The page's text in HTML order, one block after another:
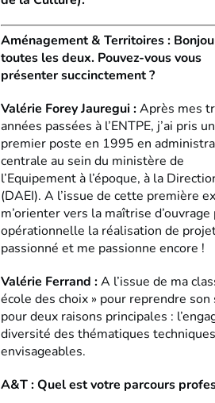
Aménagement & Territoires :
toutes les deux. Pouvez-vous vous
présenter succinctement ?
Valérie Forey Jauregui :Après mes
années passées à l’ENTPE, j’ai pris un
premier poste en 1995 en
centrale au sein du ministère de
l’Equipement à l’époque, à la
(DAEI). A l’issue de cette première
m’orienter vers la maîtrise
opérationnelle la réalisation de
passionné et me passionne encore !
Valérie Ferrand :A l’issue de ma
école des choix » pour reprendre
pour deux raisons principales :
diversité des thématiques
envisageables.
A&T : Quel est votre parcours